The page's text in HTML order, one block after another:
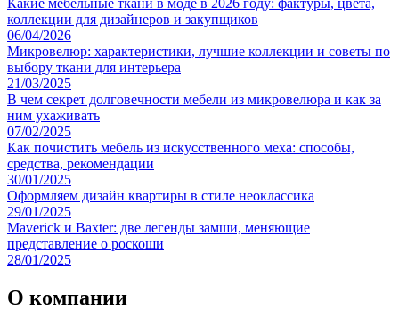
Какие мебельные ткани в моде в 2026 году: фактуры, цвета,
коллекции для дизайнеров и закупщиков
06/04/2026
Микровелюр: характеристики, лучшие коллекции и советы по
выбору ткани для интерьера
21/03/2025
В чем секрет долговечности мебели из микровелюра и как за
ним ухаживать
07/02/2025
Как почистить мебель из искусственного меха: способы,
средства, рекомендации
30/01/2025
Оформляем дизайн квартиры в стиле неоклассика
29/01/2025
Maverick и Baxter: две легенды замши, меняющие
представление о роскоши
28/01/2025
О компании